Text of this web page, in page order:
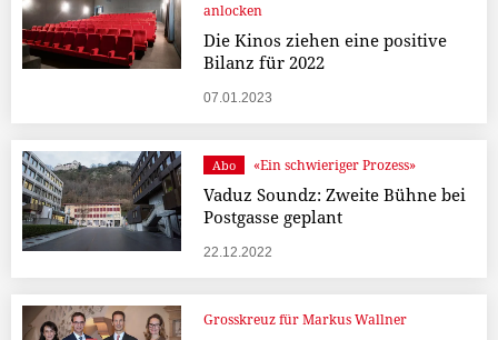
anlocken
Die Kinos ziehen eine positive
Bilanz für 2022
07.01.2023
Abo «Ein schwieriger Prozess»
Vaduz Soundz: Zweite Bühne bei
Postgasse geplant
22.12.2022
Grosskreuz für Markus Wallner